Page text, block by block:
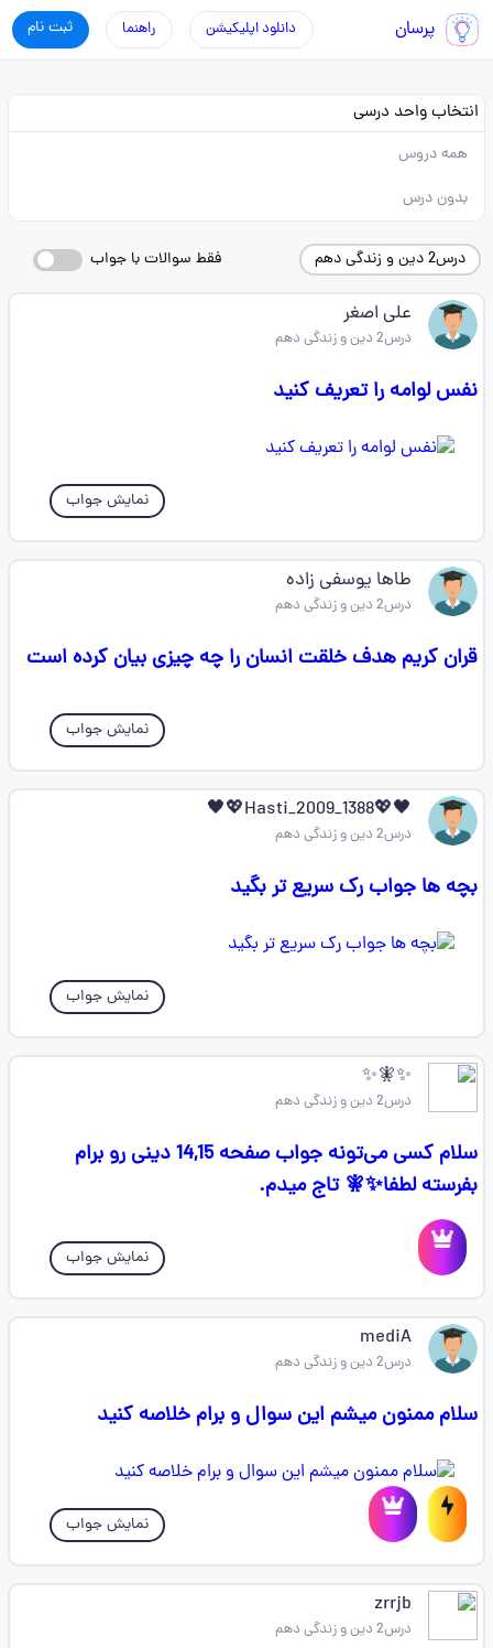
پرسان ثبت نام راهنما دانلود اپلیکیشن
انتخاب واحد درسی
همه دروس
بدون درس
درس2 دین و زندگی دهم فقط سوالات با جواب
علی اصغر
درس2 دین و زندگی دهم
نفس لوامه را تعریف کنید
نمایش جواب
طاها یوسفی زاده
درس2 دین و زندگی دهم
قران کریم هدف خلقت انسان را چه چیزی بیان کرده است
نمایش جواب
🖤💖Hasti_2009_1388💖🖤
درس2 دین و زندگی دهم
بچه ها جواب رک سریع تر بگید
نمایش جواب
✨🧚✨
درس2 دین و زندگی دهم
سلام کسی می‌تونه جواب صفحه 14,15 دینی رو برام
بفرسته لطفا✨🧚 تاج میدم.
نمایش جواب
mediA
درس2 دین و زندگی دهم
سلام ممنون میشم این سوال و برام خلاصه کنید
نمایش جواب
zrrjb
درس2 دین و زندگی دهم